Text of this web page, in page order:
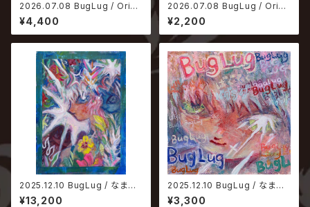
2026.07.08 BugLug / Origi
nal Not Found【初回生産限定
盤】
¥4,400
2026.07.08 BugLug / Origi
nal Not Found【通常盤】
¥2,200
2025.12.10 BugLug / なまい
ろ。【完全生産限定盤】
¥13,200
2025.12.10 BugLug / なまい
ろ。【通常盤】
¥3,300